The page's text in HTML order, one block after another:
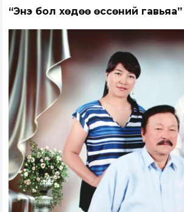
“Энэ бол хөдөө өссөний гавьяа”